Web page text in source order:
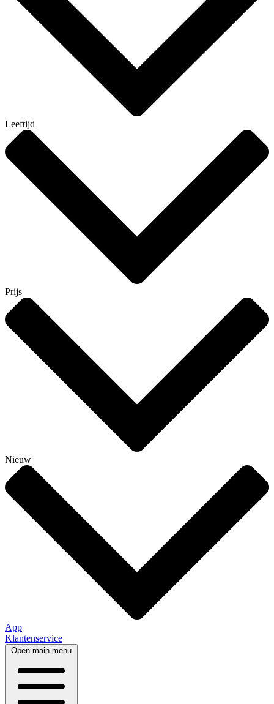
Leeftijd
Prijs
Nieuw
App
Klantenservice
Open main menu